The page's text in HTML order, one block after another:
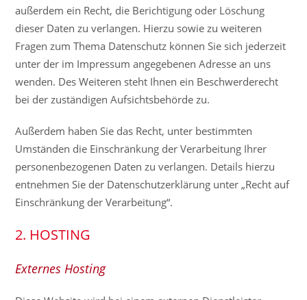
außerdem ein Recht, die Berichtigung oder Löschung
dieser Daten zu verlangen. Hierzu sowie zu weiteren
Fragen zum Thema Datenschutz können Sie sich jederzeit
unter der im Impressum angegebenen Adresse an uns
wenden. Des Weiteren steht Ihnen ein Beschwerderecht
bei der zuständigen Aufsichtsbehörde zu.
Außerdem haben Sie das Recht, unter bestimmten
Umständen die Einschränkung der Verarbeitung Ihrer
personenbezogenen Daten zu verlangen. Details hierzu
entnehmen Sie der Datenschutzerklärung unter „Recht auf
Einschränkung der Verarbeitung“.
2. HOSTING
Externes Hosting